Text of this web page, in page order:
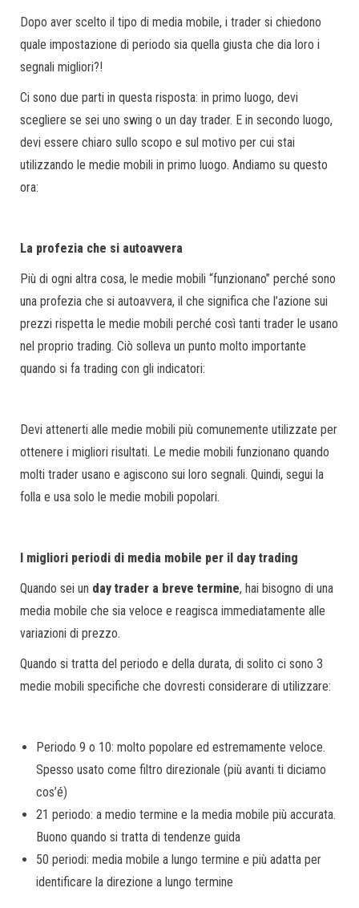
Dopo aver scelto il tipo di media mobile, i trader si chiedono
quale impostazione di periodo sia quella giusta che dia loro i
segnali migliori?!
Ci sono due parti in questa risposta: in primo luogo, devi
scegliere se sei uno swing o un day trader. E in secondo luogo,
devi essere chiaro sullo scopo e sul motivo per cui stai
utilizzando le medie mobili in primo luogo. Andiamo su questo
ora:
La profezia che si autoavvera
Più di ogni altra cosa, le medie mobili “funzionano” perché sono
una profezia che si autoavvera, il che significa che l’azione sui
prezzi rispetta le medie mobili perché così tanti trader le usano
nel proprio trading. Ciò solleva un punto molto importante
quando si fa trading con gli indicatori:
Devi attenerti alle medie mobili più comunemente utilizzate per
ottenere i migliori risultati. Le medie mobili funzionano quando
molti trader usano e agiscono sui loro segnali. Quindi, segui la
folla e usa solo le medie mobili popolari.
I migliori periodi di media mobile per il day trading
Quando sei un day trader a breve termine, hai bisogno di una
media mobile che sia veloce e reagisca immediatamente alle
variazioni di prezzo.
Quando si tratta del periodo e della durata, di solito ci sono 3
medie mobili specifiche che dovresti considerare di utilizzare:
Periodo 9 o 10: molto popolare ed estremamente veloce.
Spesso usato come filtro direzionale (più avanti ti diciamo
cos’é)
21 periodo: a medio termine e la media mobile più accurata.
Buono quando si tratta di tendenze guida
50 periodi: media mobile a lungo termine e più adatta per
identificare la direzione a lungo termine